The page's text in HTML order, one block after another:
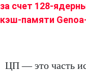
ЦП — это часть